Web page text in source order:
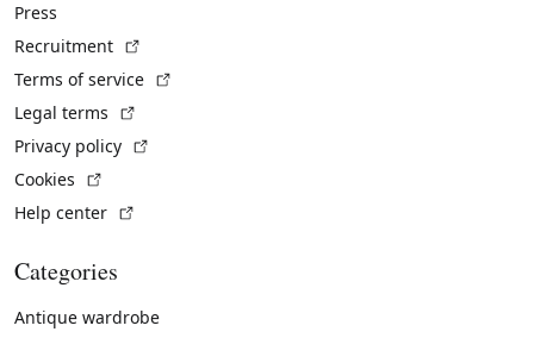
Press
Recruitment
Terms of service
Legal terms
Privacy policy
Cookies
Help center
Categories
Antique wardrobe